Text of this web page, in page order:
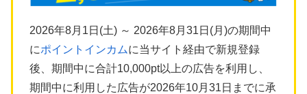
2026年8月1日(土) ～ 2026年8月31日(月)の期間中
にポイントインカムに当サイト経由で新規登録
後、期間中に合計10,000pt以上の広告を利用し、
期間中に利用した広告が2026年10月31日までに承